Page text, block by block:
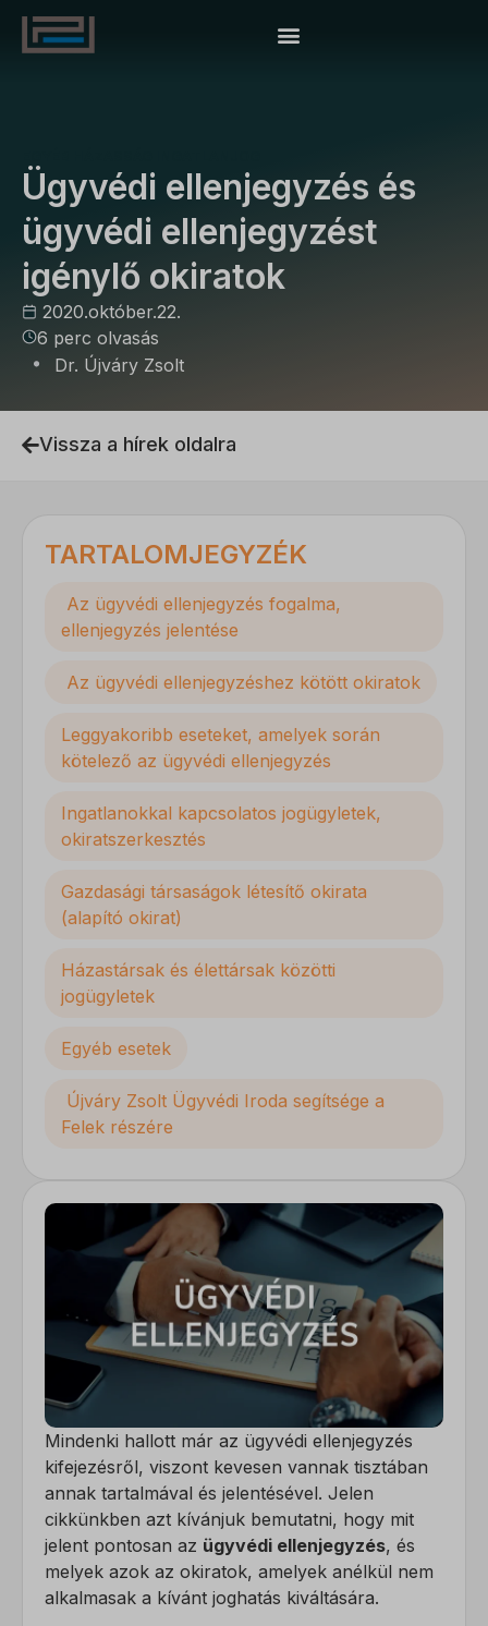
Ügyvédi ellenjegyzés és
ügyvédi ellenjegyzést
igénylő okiratok
2020.október.22.
6 perc olvasás
Dr. Újváry Zsolt
Vissza a hírek oldalra
TARTALOMJEGYZÉK
Az ügyvédi ellenjegyzés fogalma,
ellenjegyzés jelentése
Az ügyvédi ellenjegyzéshez kötött okiratok
Leggyakoribb eseteket, amelyek során
kötelező az ügyvédi ellenjegyzés
Ingatlanokkal kapcsolatos jogügyletek,
okiratszerkesztés
Gazdasági társaságok létesítő okirata
(alapító okirat)
Házastársak és élettársak közötti
jogügyletek
Egyéb esetek
Újváry Zsolt Ügyvédi Iroda segítsége a
Felek részére
Mindenki hallott már az ügyvédi ellenjegyzés
kifejezésről, viszont kevesen vannak tisztában
annak tartalmával és jelentésével. Jelen
cikkünkben azt kívánjuk bemutatni, hogy mit
jelent pontosan az ügyvédi ellenjegyzés, és
melyek azok az okiratok, amelyek anélkül nem
alkalmasak a kívánt joghatás kiváltására.